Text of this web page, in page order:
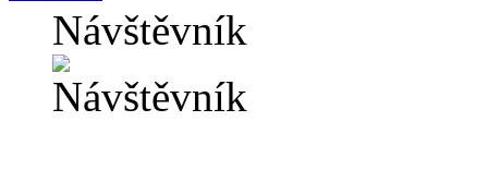
Návštěvník